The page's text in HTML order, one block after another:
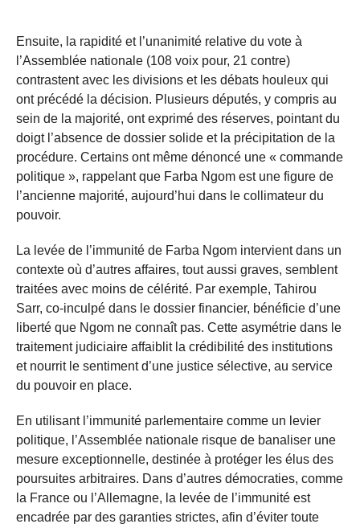
Ensuite, la rapidité et l’unanimité relative du vote à
l’Assemblée nationale (108 voix pour, 21 contre)
contrastent avec les divisions et les débats houleux qui
ont précédé la décision. Plusieurs députés, y compris au
sein de la majorité, ont exprimé des réserves, pointant du
doigt l’absence de dossier solide et la précipitation de la
procédure. Certains ont même dénoncé une « commande
politique », rappelant que Farba Ngom est une figure de
l’ancienne majorité, aujourd’hui dans le collimateur du
pouvoir.
La levée de l’immunité de Farba Ngom intervient dans un
contexte où d’autres affaires, tout aussi graves, semblent
traitées avec moins de célérité. Par exemple, Tahirou
Sarr, co-inculpé dans le dossier financier, bénéficie d’une
liberté que Ngom ne connaît pas. Cette asymétrie dans le
traitement judiciaire affaiblit la crédibilité des institutions
et nourrit le sentiment d’une justice sélective, au service
du pouvoir en place.
En utilisant l’immunité parlementaire comme un levier
politique, l’Assemblée nationale risque de banaliser une
mesure exceptionnelle, destinée à protéger les élus des
poursuites arbitraires. Dans d’autres démocraties, comme
la France ou l’Allemagne, la levée de l’immunité est
encadrée par des garanties strictes, afin d’éviter toute